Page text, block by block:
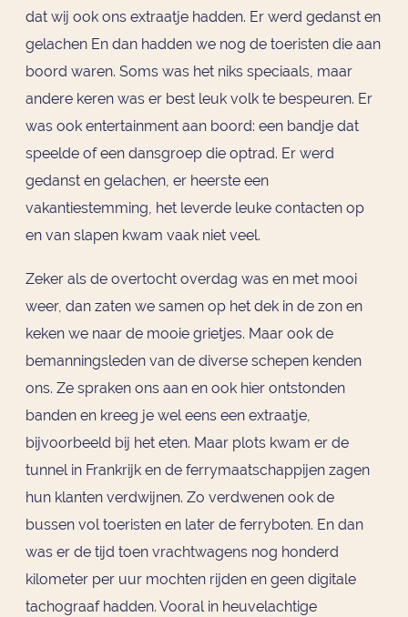
dat wij ook ons extraatje hadden. Er werd gedanst en
gelachen En dan hadden we nog de toeristen die aan
boord waren. Soms was het niks speciaals, maar
andere keren was er best leuk volk te bespeuren. Er
was ook entertainment aan boord: een bandje dat
speelde of een dansgroep die optrad. Er werd
gedanst en gelachen, er heerste een
vakantiestemming, het leverde leuke contacten op
en van slapen kwam vaak niet veel.
Zeker als de overtocht overdag was en met mooi
weer, dan zaten we samen op het dek in de zon en
keken we naar de mooie grietjes. Maar ook de
bemanningsleden van de diverse schepen kenden
ons. Ze spraken ons aan en ook hier ontstonden
banden en kreeg je wel eens een extraatje,
bijvoorbeeld bij het eten. Maar plots kwam er de
tunnel in Frankrijk en de ferrymaatschappijen zagen
hun klanten verdwijnen. Zo verdwenen ook de
bussen vol toeristen en later de ferryboten. En dan
was er de tijd toen vrachtwagens nog honderd
kilometer per uur mochten rijden en geen digitale
tachograaf hadden. Vooral in heuvelachtige